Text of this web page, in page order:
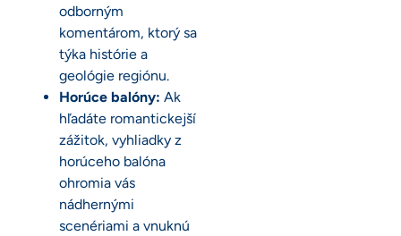
odborným
komentárom, ktorý sa
týka histórie a
geológie regiónu.
Horúce balóny: Ak
hľadáte romantickejší
zážitok, vyhliadky z
horúceho balóna
ohromia vás
nádhernými
scenériami a vnuknú